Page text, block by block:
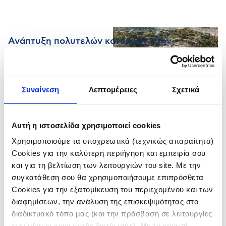
Συναίνεση Λεπτομέρειες Σχετικά
Αυτή η ιστοσελίδα χρησιμοποιεί cookies
Χρησιμοποιούμε τα υποχρεωτικά (τεχνικώς απαραίτητα)
Cookies για την καλύτερη περιήγηση και εμπειρία σου
και για τη βελτίωση των λειτουργιών του site. Με την
συγκατάθεση σου θα χρησιμοποιήσουμε επιπρόσθετα
Cookies για την εξατομίκευση του περιεχομένου και των
διαφημίσεων, την ανάλυση της επισκεψιμότητας στο
διαδικτυακό τόπο μας (και την πρόσβαση σε λειτουργίες
Ανάπτυξη πολυτελών κατοικιών στην